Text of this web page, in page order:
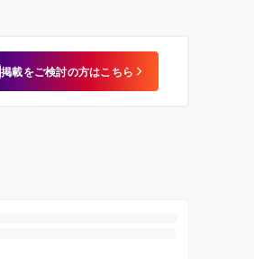
掲載をご検討の方はこちら